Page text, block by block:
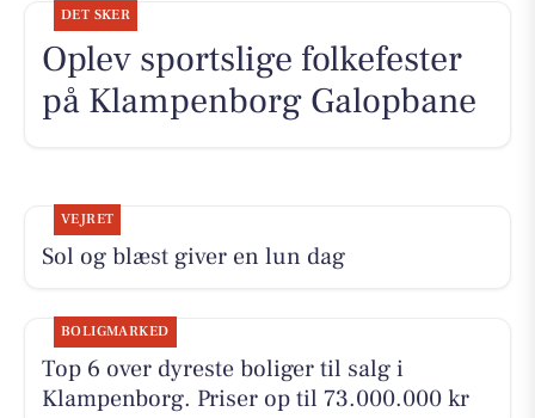
DET SKER
Oplev sportslige folkefester
på Klampenborg Galopbane
VEJRET
Sol og blæst giver en lun dag
BOLIGMARKED
Top 6 over dyreste boliger til salg i
Klampenborg. Priser op til 73.000.000 kr